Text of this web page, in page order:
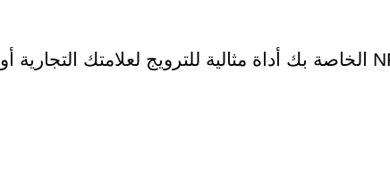
بفضل الانطباع المخصص، يمكن أن تكون شارة حدث NFC الخاصة بك أداة مثالية للترويج لعلامتك التجارية أو